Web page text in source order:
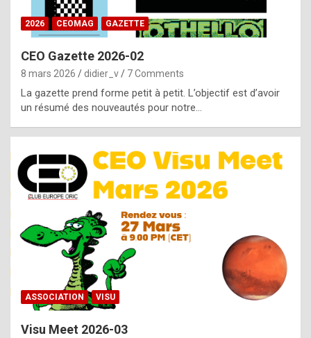
b
y
g
e
n
u
i
n
e
R
o
2026 CEOMAG GAZETTE
CEO Gazette 2026-02
8 mars 2026 didier_v 7 Comments
La gazette prend forme petit à petit. L’objectif est d’avoir
un résumé des nouveautés pour notre…
ASSOCIATION VISU
Visu Meet 2026-03